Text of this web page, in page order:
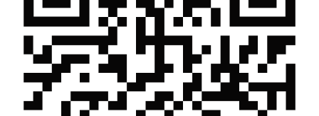
Mời tham gia Hội chợ triển lãm chuyên ngành Cà phê và sản
Kịch bản tăng trưởng kinh tế năm 2025: Khơi thông mọi nguồn
lực cho phát triển